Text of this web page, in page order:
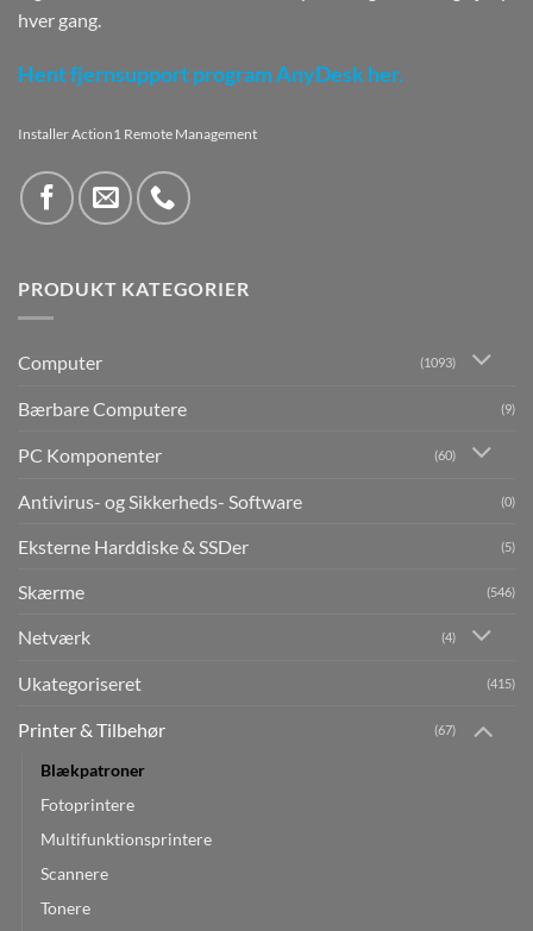
hver gang.
Hent fjernsupport program AnyDesk her.
Installer Action1 Remote Management
PRODUKT KATEGORIER
Computer (1093)
Bærbare Computere (9)
PC Komponenter (60)
Antivirus- og Sikkerheds- Software (0)
Eksterne Harddiske & SSDer (5)
Skærme (546)
Netværk (4)
Ukategoriseret (415)
Printer & Tilbehør (67)
Blækpatroner
Fotoprintere
Multifunktionsprintere
Scannere
Tonere